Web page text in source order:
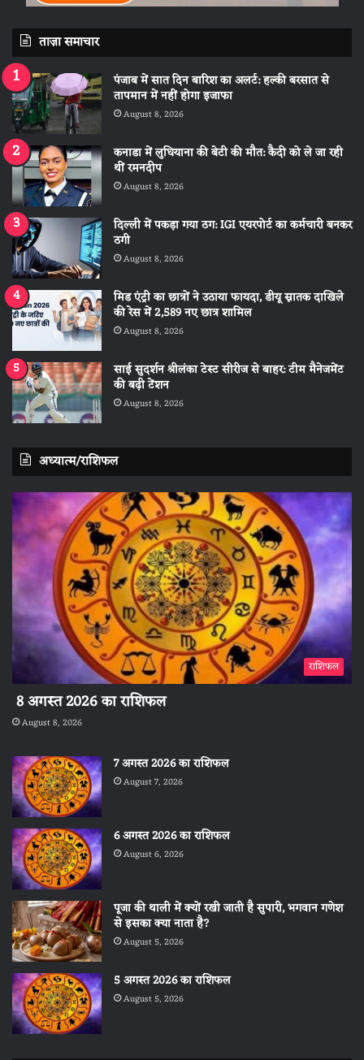
ताज़ा समाचार
पंजाब में सात दिन बारिश का अलर्ट: हल्की बरसात से
तापमान में नहीं होगा इजाफा
August 8, 2026
कनाडा में लुधियाना की बेटी की माैत: कैदी को ले जा रही
थीं रमनदीप
August 8, 2026
दिल्ली में पकड़ा गया ठग: IGI एयरपोर्ट का कर्मचारी बनकर
ठगी
August 8, 2026
मिड एंट्री का छात्रों ने उठाया फायदा, डीयू स्नातक दाखिले
की रेस में 2,589 नए छात्र शामिल
August 8, 2026
साई सुदर्शन श्रीलंका टेस्ट सीरीज से बाहर: टीम मैनेजमेंट
की बढ़ी टेंशन
August 8, 2026
अध्यात्म/राशिफल
राशिफल
8 अगस्त 2026 का राशिफल
August 8, 2026
7 अगस्त 2026 का राशिफल
August 7, 2026
6 अगस्त 2026 का राशिफल
August 6, 2026
पूजा की थाली में क्यों रखी जाती है सुपारी, भगवान गणेश
से इसका क्या नाता है?
August 5, 2026
5 अगस्त 2026 का राशिफल
August 5, 2026